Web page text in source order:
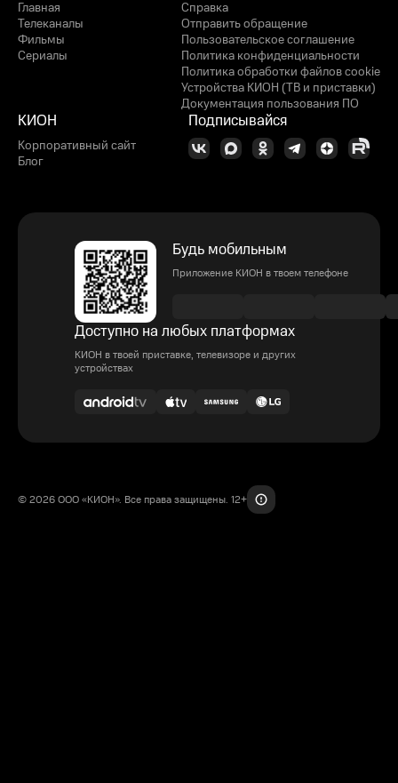
Главная
Телеканалы
Фильмы
Сериалы
Справка
Отправить обращение
Пользовательское соглашение
Политика конфиденциальности
Политика обработки файлов cookie
Устройства КИОН (ТВ и приставки)
Документация пользования ПО
КИОН
Корпоративный сайт
Блог
Подписывайся
Будь мобильным
Приложение КИОН в твоем телефоне
Доступно на любых платформах
КИОН в твоей приставке, телевизоре и других
устройствах
© 2026 ООО «КИОН». Все права защищены. 12+